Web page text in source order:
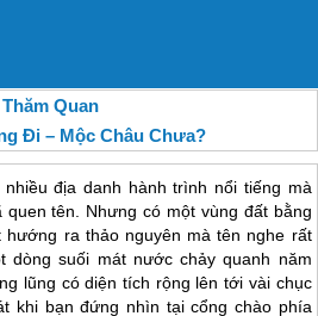
Quan
Đi – Mộc Châu Chưa?
địa danh hành trình nổi tiếng mà
tên. Nhưng có một vùng đất bằng
ra thảo nguyên mà tên nghe rất
dòng suối mát nước chảy quanh năm
lũng có diện tích rộng lên tới vài chục
khi bạn đứng nhìn tại cổng chào phía